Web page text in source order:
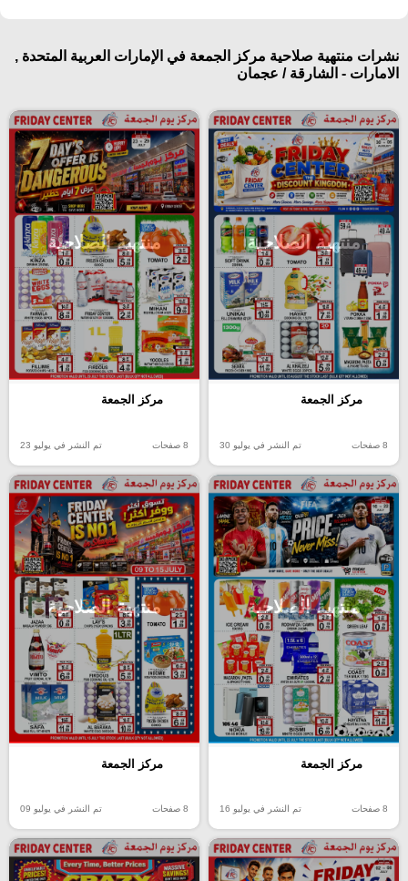
نشرات منتهية صلاحية مركز الجمعة في الإمارات العربية المتحدة ,
الامارات - الشارقة / عجمان
منتهية الصلاحية
مركز الجمعة
8 صفحات تم النشر في يوليو 30
منتهية الصلاحية
مركز الجمعة
8 صفحات تم النشر في يوليو 23
منتهية الصلاحية
مركز الجمعة
8 صفحات تم النشر في يوليو 16
منتهية الصلاحية
مركز الجمعة
8 صفحات تم النشر في يوليو 09